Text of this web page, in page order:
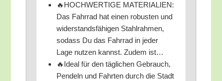
🔥HOCHWERTIGE MATERIALIEN:
Das Fahr­rad hat einen robus­ten und
wider­stands­fä­hi­gen Stahl­rah­men,
sodass Du das Fahr­rad in jeder
Lage nut­zen kannst. Zudem ist…
🔥Ide­al für den täg­li­chen Gebrauch,
Pen­deln und Fahr­ten durch die Stadt